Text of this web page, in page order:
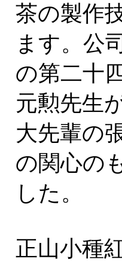
茶の製作
ます。公
の第二十
元勲先生
大先輩の
の関心の
した。
正山小種